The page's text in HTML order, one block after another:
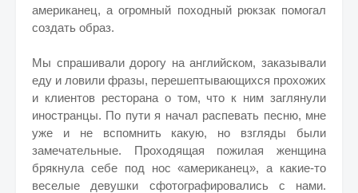
американец, а огромный походный рюкзак помогал
создать образ.
Мы спрашивали дорогу на английском, заказывали
еду и ловили фразы, перешептывающихся прохожих
и клиентов ресторана о том, что к ним заглянули
иностранцы. По пути я начал распевать песню, мне
уже и не вспомнить какую, но взгляды были
замечательные. Проходящая пожилая женщина
брякнула себе под нос «американец», а какие-то
веселые девушки сфотографировались с нами.